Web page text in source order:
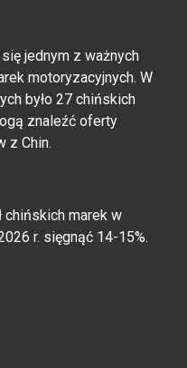
jednym z ważnych
motoryzacyjnych. W
było 27 chińskich
znaleźć oferty
z Chin.
chińskich marek w
r. sięgnąć 14-15%.